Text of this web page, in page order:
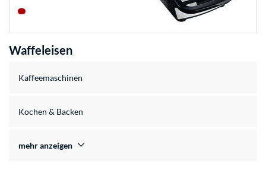
Waffeleisen
Kaffeemaschinen
Kochen & Backen
mehr anzeigen